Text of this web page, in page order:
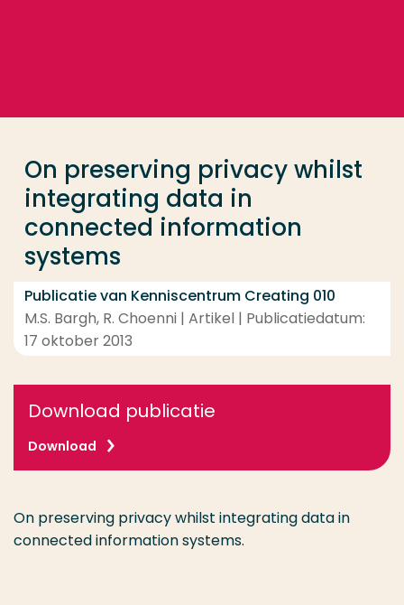
On preserving privacy whilst
integrating data in
connected information
systems
Publicatie van Kenniscentrum Creating 010
M.S. Bargh, R. Choenni | Artikel | Publicatiedatum:
17 oktober 2013
Download publicatie
Download
On preserving privacy whilst integrating data in
connected information systems.
Contact